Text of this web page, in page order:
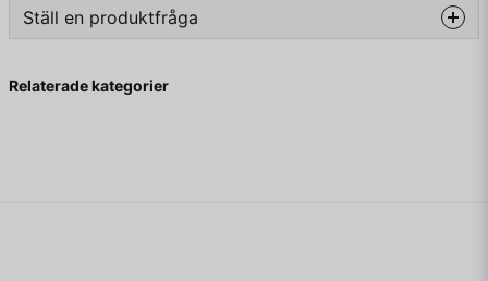
Ställ en produktfråga
Fråga oss något om denna produkten...
Relaterade kategorier